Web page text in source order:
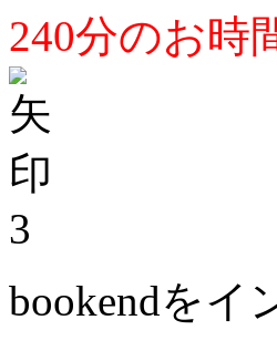
240分のお時
3
bookendをイ